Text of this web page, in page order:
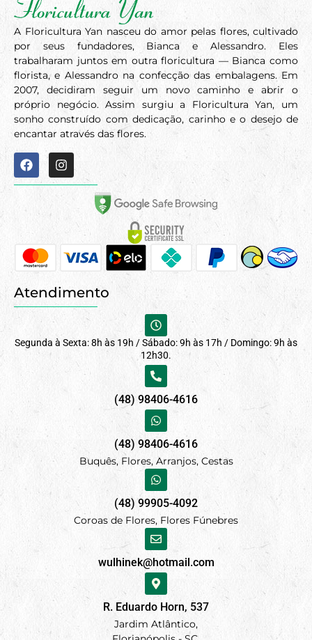
A Floricultura Yan nasceu do amor pelas flores, cultivado
por seus fundadores, Bianca e Alessandro. Eles
trabalharam juntos em outra floricultura — Bianca como
florista, e Alessandro na confecção das embalagens. Em
2007, decidiram seguir um novo caminho e abrir o
próprio negócio. Assim surgiu a Floricultura Yan, um
sonho construído com dedicação, carinho e o desejo de
encantar através das flores.
Atendimento
Segunda à Sexta: 8h às 19h / Sábado: 9h às 17h / Domingo: 9h às
12h30.
(48) 98406-4616
(48) 98406-4616
Buquês, Flores, Arranjos, Cestas
(48) 99905-4092
Coroas de Flores, Flores Fúnebres
wulhinek@hotmail.com
R. Eduardo Horn, 537
Jardim Atlântico,